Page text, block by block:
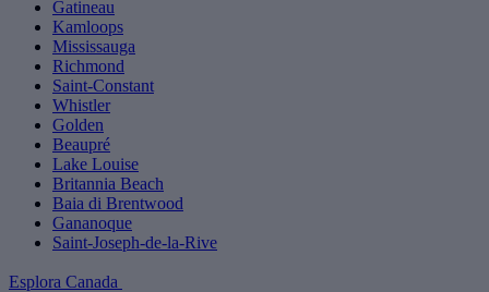
Gatineau
Kamloops
Mississauga
Richmond
Saint-Constant
Whistler
Golden
Beaupré
Lake Louise
Britannia Beach
Baia di Brentwood
Gananoque
Saint-Joseph-de-la-Rive
Esplora Canada